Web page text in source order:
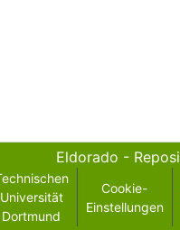
Eldorado -
Universität
Dortmund
Cookie-
Einstellungen